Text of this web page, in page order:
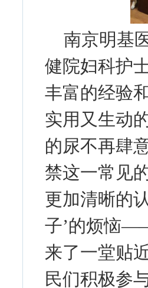
南京明基
健院妇科护
丰富的经验
实用又生动
的尿不再肆
禁这一常见
更加清晰的
子’的烦恼
来了一堂贴
民们积极参